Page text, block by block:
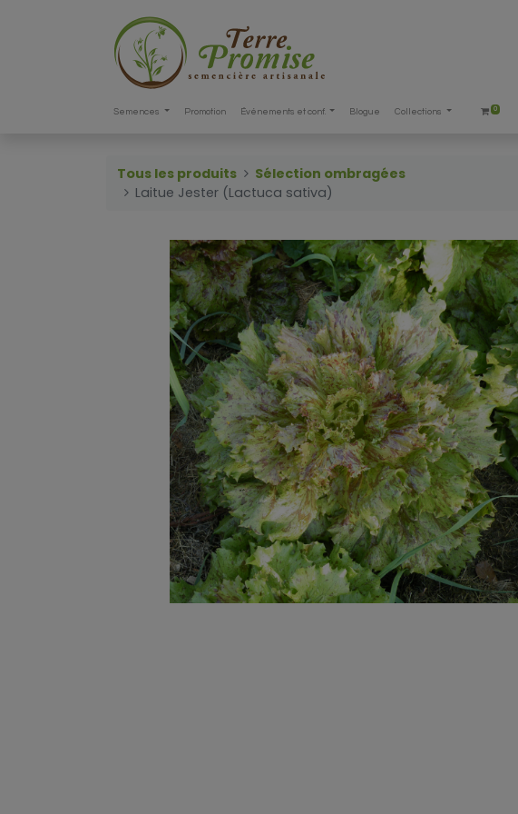
Semences Promotion Événements et conf. Blogue Collections 0
Tous les produits
Sélection ombragées
Laitue Jester (Lactuca sativa)